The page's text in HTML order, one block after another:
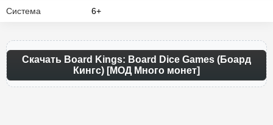
Система 6+
Скачать Board Kings: Board Dice Games (Боард
Кингс) [МОД Много монет]